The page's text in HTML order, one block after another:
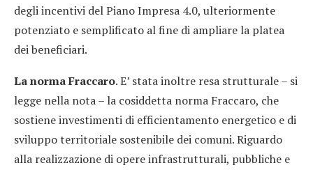
degli incentivi del Piano Impresa 4.0, ulteriormente
potenziato e semplificato al fine di ampliare la platea
dei beneficiari.
La norma Fraccaro. E’ stata inoltre resa strutturale – si
legge nella nota – la cosiddetta norma Fraccaro, che
sostiene investimenti di efficientamento energetico e di
sviluppo territoriale sostenibile dei comuni. Riguardo
alla realizzazione di opere infrastrutturali, pubbliche e